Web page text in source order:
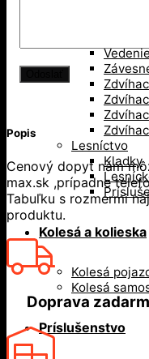
Lesníctvo
Kladky
Kolesá a kolieska
Kolesá
Kolesá
Príslušenstvo
Popis
Cenový dopyt nám
max.sk ,prípadne
Tabuľku s rozmermi
produktu.
Doprava